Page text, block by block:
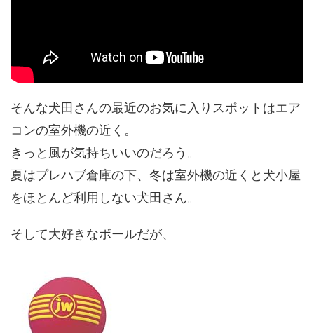
そんな犬田さんの最近のお気に入りスポットはエア
コンの室外機の近く。
きっと風が気持ちいいのだろう。
夏はプレハブ倉庫の下、冬は室外機の近くと犬小屋
をほとんど利用しない犬田さん。
そして大好きなボールだが、